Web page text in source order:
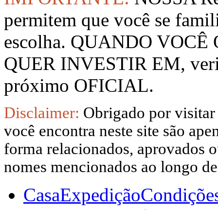
permitem que você se
escolha. QUANDO
QUER INVESTIR EM,
próximo OFICIAL.
Disclaimer: Obrigado por visitar
você encontra neste site são
forma relacionados, aprovados
nomes mencionados ao longo
CasaExpedição